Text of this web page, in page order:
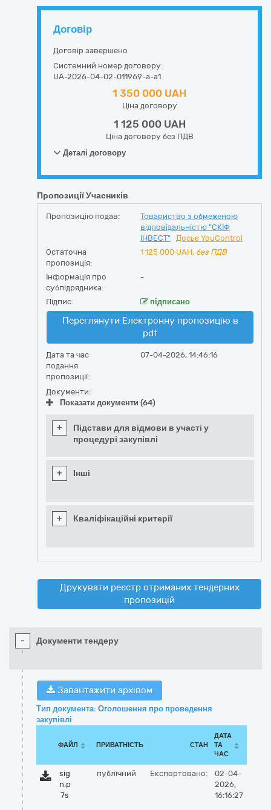
Договір
Договір завершено
Системний номер договору:
UA-2026-04-02-011969-a-a1
1 350 000 UAH
Ціна договору
1 125 000 UAH
Ціна договору без ПДВ
Деталі договору
Пропозиції Учасників
Пропозицію подав:
Товариство з обмеженою
відповідальністю "СКІФ
ІНВЕСТ"
Досьє YouControl
Остаточна
пропозиція:
1 125 000 UAH, без ПДВ
Інформація про
субпідрядника:
-
Підпис: підписано
Переглянути Електронну пропозицію в
pdf
Дата та час
подання
пропозиції:
07-04-2026, 14:46:16
Документи:
Показати документи (64)
+
Підстави для відмови в участі у
процедурі закупівлі
+ Інші
+ Кваліфікаційні критерії
Друкувати реєстр отриманих тендерних
пропозицій
- Документи тендеру
Завантажити архівом
Тип документа: Оголошення про проведення
закупівлі
ФАЙЛ ПРИВАТНІСТЬ СТАН
ДАТА
ТА
ЧАС
sig
n.p
7s
публічний Експортовано:
02-04-
2026,
16:16:27